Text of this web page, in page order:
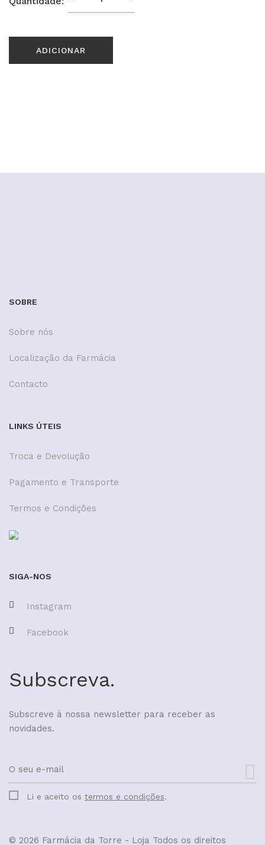
ADICIONAR
SOBRE
Sobre nós
Localização da Farmácia
Contacto
LINKS ÚTEIS
Troca e Devolução
Pagamento e Transporte
Termos e Condições
SIGA-NOS
Instagram
Facebook
Subscreva.
Subscreve à nossa newsletter para receber as
novidades.
Li e aceito os termos e condições.
© 2026 Farmácia da Torre - Loja Todos os direitos